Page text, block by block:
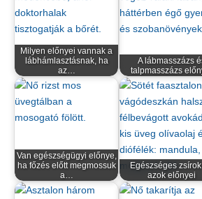
Milyen előnyei vannak a
lábhámlasztásnak, ha
az…
A lábmasszázs
talpmasszázs
Van egészségügyi előnye,
ha főzés előtt megmossuk
a…
Egészséges
azok előnyei